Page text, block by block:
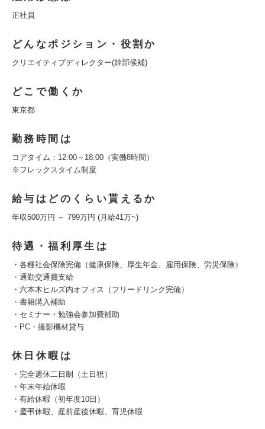
正社員
どんなポジション・役割か
クリエイティブディレクター(幹部候補)
どこで働くか
東京都
勤務時間は
コアタイム：12:00～18:00（実働8時間）
※フレックスタイム制度
給与はどのくらい貰えるか
年収500万円 ～ 799万円 (月給41万~)
待遇・福利厚生は
・各種社会保険完備（健康保険、厚生年金、雇用保険、労災保険）
・通勤交通費支給
・六本木ヒルズ内オフィス（フリードリンク完備）
・書籍購入補助
・セミナー・勉強会参加費補助
・PC・撮影機材貸与
休日休暇は
・完全週休二日制（土日祝）
・年末年始休暇
・有給休暇（初年度10日）
・慶弔休暇、産前産後休暇、育児休暇